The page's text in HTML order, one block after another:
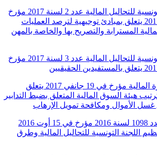
قرار اللجنة التونسية للتحاليل المالية عدد 2 لسنة 2017 مؤرخ
في 2 مارس 2017 يتعلق بمبادئ توجيهية لترصد العمليات
المسترابة والتصريح بها والخاصة بالمهن
قرار اللجنة التونسية للتحاليل المالية عدد 3 لسنة 2017 مؤرخ
قـرار من وزيرة المالية مؤرخ في 19 جانفي 2017 يتعلق
هيئة السوق المالية المتعلق بضبط التدابير
غسل الأموال ومكافحة تمويل الإرهاب
أمر حكومي عدد 1098 لسنة 2016 مؤرخ في 15 أوت 2016
اللجنة التونسية للتحاليل المالية وطرق